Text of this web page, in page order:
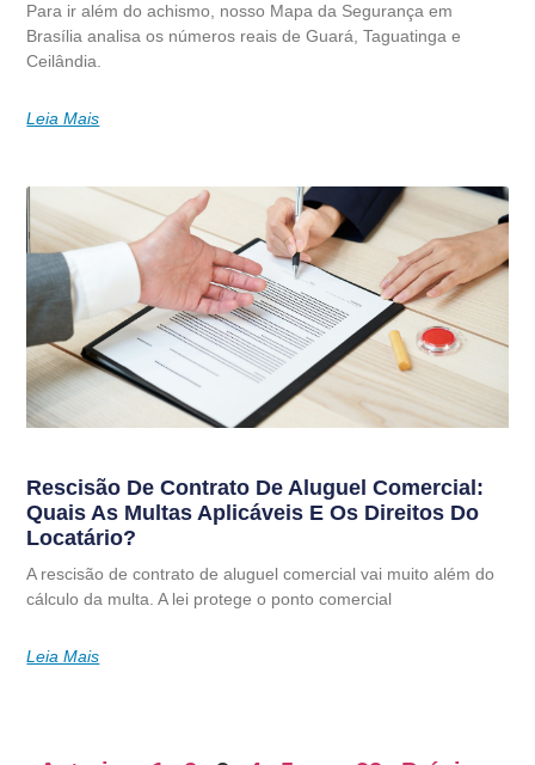
Para ir além do achismo, nosso Mapa da Segurança em
Brasília analisa os números reais de Guará, Taguatinga e
Ceilândia.
Leia Mais
Rescisão De Contrato De Aluguel Comercial:
Quais As Multas Aplicáveis E Os Direitos Do
Locatário?
A rescisão de contrato de aluguel comercial vai muito além do
cálculo da multa. A lei protege o ponto comercial
Leia Mais